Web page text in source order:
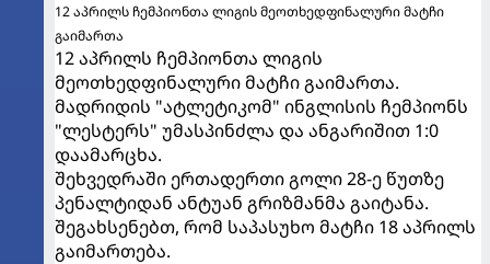
12 აპრილს ჩემპიონთა ლიგის მეოთხედფინალური მატჩი
გაიმართა
12 აპრილს ჩემპიონთა ლიგის
მეოთხედფინალური მატჩი გაიმართა.
მადრიდის "ატლეტიკომ" ინგლისის ჩემპიონს
"ლესტერს" უმასპინძლა და ანგარიშით 1:0
დაამარცხა.
შეხვედრაში ერთადერთი გოლი 28-ე წუთზე
პენალტიდან ანტუან გრიზმანმა გაიტანა.
შეგახსენებთ, რომ საპასუხო მატჩი 18 აპრილს
გაიმართება.